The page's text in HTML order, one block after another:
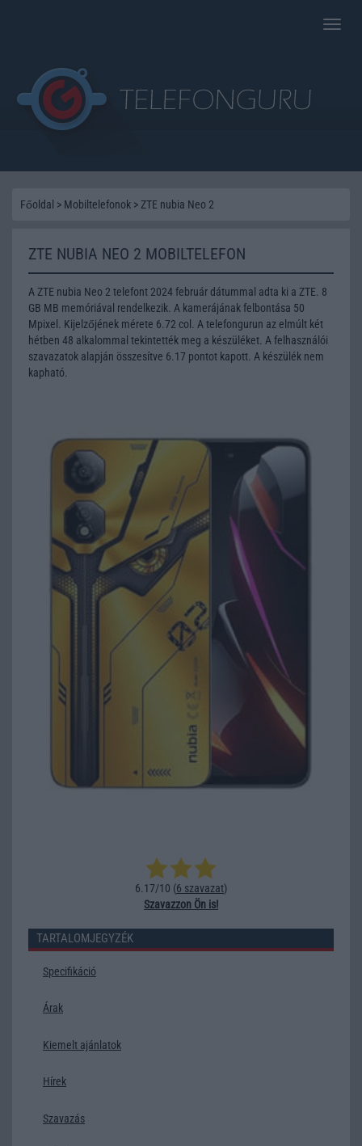
Toggle
Főoldal > Mobiltelefonok > ZTE nubia Neo 2
ZTE NUBIA NEO 2 MOBILTELEFON
A ZTE nubia Neo 2 telefont 2024 február dátummal adta ki a ZTE. 8
GB MB memóriával rendelkezik. A kamerájának felbontása 50
Mpixel. Kijelzőjének mérete 6.72 col. A telefongurun az elmúlt két
hétben 48 alkalommal tekintették meg a készüléket. A felhasználói
szavazatok alapján összesítve 6.17 pontot kapott. A készülék nem
kapható.
6.17/10 (6 szavazat)
Szavazzon Ön is!
TARTALOMJEGYZÉK
Specifikáció
Árak
Kiemelt ajánlatok
Hírek
Szavazás